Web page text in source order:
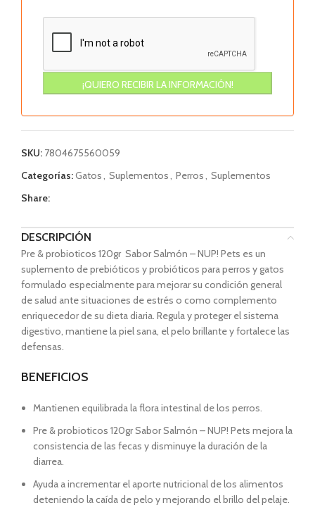
SKU: 7804675560059
Categorías:Gatos, Suplementos, Perros, Suplementos
Share:
DESCRIPCIÓN
Pre & probioticos 120gr Sabor Salmón – NUP! Pets es un
suplemento de prebióticos y probióticos para perros y gatos
formulado especialmente para mejorar su condición general
de salud ante situaciones de estrés o como complemento
enriquecedor de su dieta diaria. Regula y proteger el sistema
digestivo, mantiene la piel sana, el pelo brillante y fortalece las
defensas.
BENEFICIOS
Mantienen equilibrada la flora intestinal de los perros.
Pre & probioticos 120gr Sabor Salmón – NUP! Pets mejora la
consistencia de las fecas y disminuye la duración de la
diarrea.
Ayuda a incrementar el aporte nutricional de los alimentos
deteniendo la caída de pelo y mejorando el brillo del pelaje.